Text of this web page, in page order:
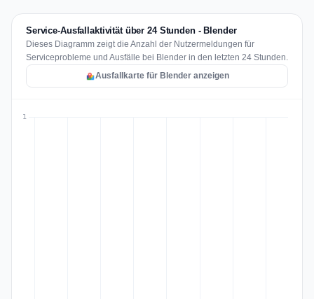
Service-Ausfallaktivität über 24 Stunden - Blender
Dieses Diagramm zeigt die Anzahl der Nutzermeldungen für
Serviceprobleme und Ausfälle bei Blender in den letzten 24 Stunden.
Ausfallkarte für Blender anzeigen